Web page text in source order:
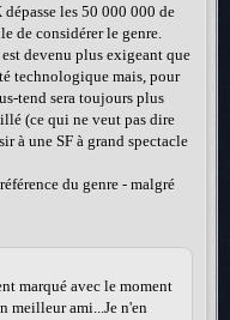
les 50 000 000 de
de considérer le genre.
devenu plus exigeant que
technologique mais, pour
tend sera toujours plus
(ce qui ne veut pas dire
à une SF à grand spectacle
du genre - malgré
marqué avec le moment
meilleur ami...Je n'en